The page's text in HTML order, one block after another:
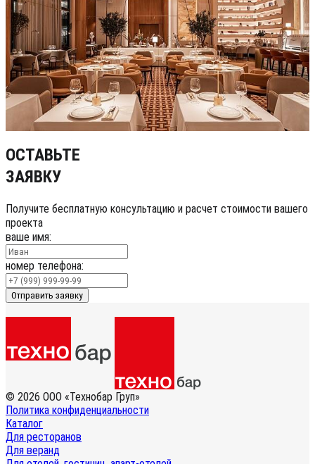
ОСТАВЬТЕ
ЗАЯВКУ
Получите бесплатную консультацию и расчет стоимости вашего
проекта
ваше имя:
номер телефона:
Отправить заявку
© 2026 ООО «Технобар Груп»
Политика конфиденциальности
Каталог
Для ресторанов
Для веранд